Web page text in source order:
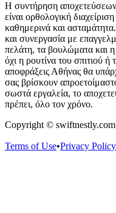
Η συντήρηση αποχετεύσεων
είναι ορθολογική
καθημερινά και
και συνεργασία με
πελάτη, τα βουλώματα και η
όχι η ρουτίνα του σπιτιού
αποφράξεις Αθήνας θα
σας βρίσκουν
σωστά εργαλεία, το
πρέπει, όλο τον χρόνο.
Copyright ©
Terms of Use•Privacy Policy